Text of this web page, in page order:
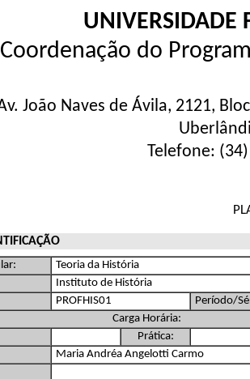
UNIVERSIDADE
Coordenação do
João Naves de Ávila, 2121,
Telefone:
Teoria da História
Instituto de História
PROFHIS01
Período/
Carga Horária:
Prática:
Maria Andréa Angelotti Carmo